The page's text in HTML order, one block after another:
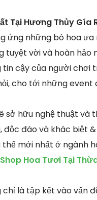
Tại Hương Thủy Gía
ứng những bó hoa
vời và hoàn hảo
cậy của người chơi
cho tới những event
sở hữu nghệ thuật và
đáo và khác biệt
mới nhất ở ngành
Shop Hoa Tươi Tại
là tập kết vào vấn